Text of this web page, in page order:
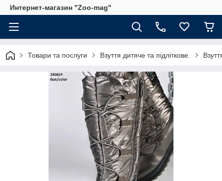
Интернет-магазин "Zoo-mag"
Товари та послуги Взуття дитяче та підліткове.